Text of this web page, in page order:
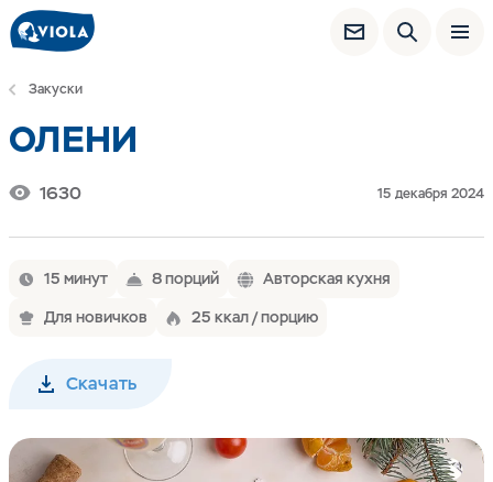
Закуски
ОЛЕНИ
1630 15 декабря 2024
15 минут 8 порций
Авторская кухня
Для новичков
25 ккал / порцию
Скачать